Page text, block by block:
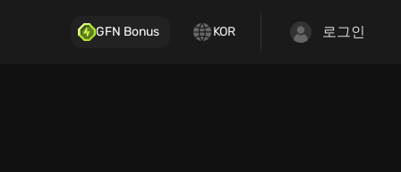
GFN Bonus KOR 로그인